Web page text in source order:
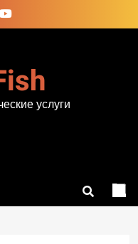
услуги